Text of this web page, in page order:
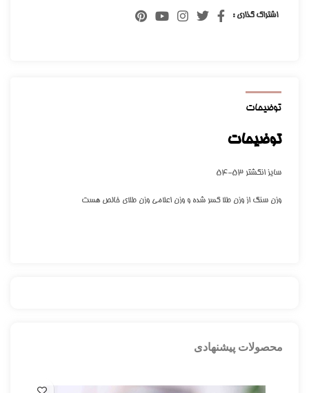
اشتراک گذاری :
توضیحات
توضیحات
سایز انگشتر ۵۳-۵۴
وزن سنگ از وزن طلا کسر شده و وزن اعلامی وزن طلای خالص هست
محصولات پیشنهادی